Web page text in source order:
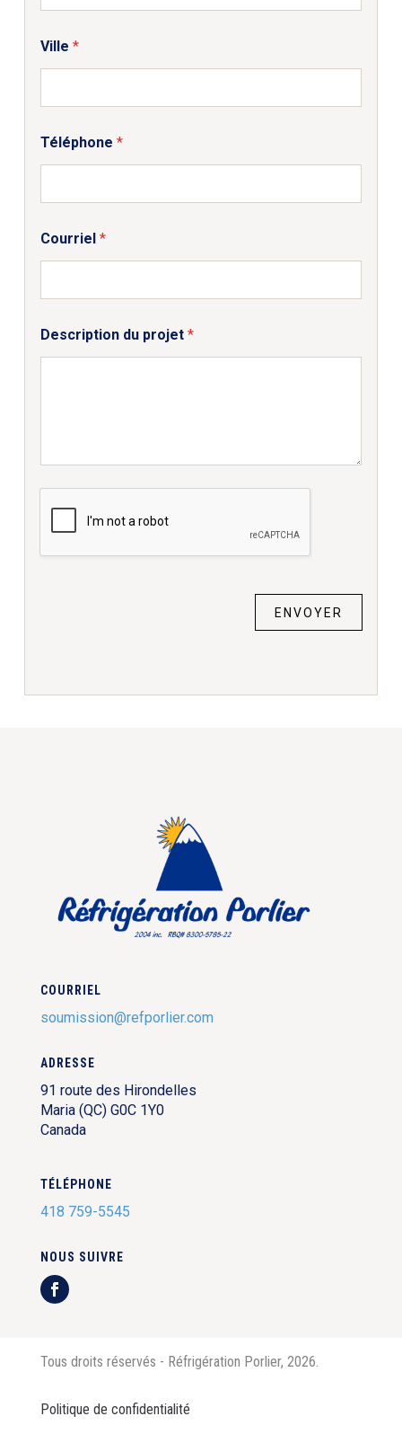
Ville *
Téléphone *
Courriel *
Description du projet *
ENVOYER
COURRIEL
soumission@refporlier.com
ADRESSE
91 route des Hirondelles
Maria (QC) G0C 1Y0
Canada
TÉLÉPHONE
418 759-5545
NOUS SUIVRE
Tous droits réservés - Réfrigération Porlier, 2026.
Politique de confidentialité